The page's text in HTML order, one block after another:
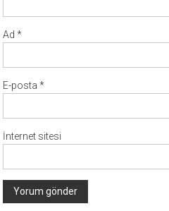
Ad*
E-posta*
İnternet sitesi